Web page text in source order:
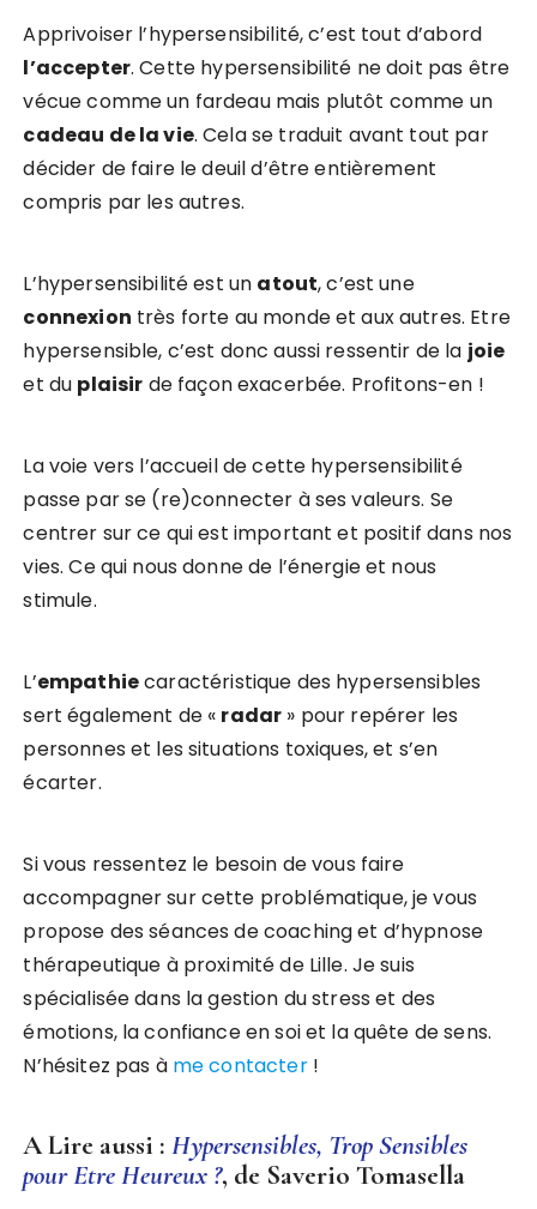
Apprivoiser l’hypersensibilité, c’est tout d’abord
l’accepter. Cette hypersensibilité ne doit pas être
vécue comme un fardeau mais plutôt comme un
cadeau de la vie. Cela se traduit avant tout par
décider de faire le deuil d’être entièrement
compris par les autres.
L’hypersensibilité est un atout, c’est une
connexion très forte au monde et aux autres. Etre
hypersensible, c’est donc aussi ressentir de la joie
et du plaisir de façon exacerbée. Profitons-en !
La voie vers l’accueil de cette hypersensibilité
passe par se (re)connecter à ses valeurs. Se
centrer sur ce qui est important et positif dans nos
vies. Ce qui nous donne de l’énergie et nous
stimule.
L’empathiecaractéristique des hypersensibles
sert également de « radar » pour repérer les
personnes et les situations toxiques, et s’en
écarter.
Si vous ressentez le besoin de vous faire
accompagner sur cette problématique, je vous
propose des séances de coaching et d’hypnose
thérapeutique à proximité de Lille. Je suis
spécialisée dans la gestion du stress et des
émotions, la confiance en soi et la quête de sens.
N’hésitez pas à me contacter!
A Lire aussi :Hypersensibles, Trop Sensibles
pour Etre Heureux ?, de Saverio Tomasella